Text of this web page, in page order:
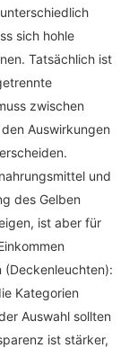
sich hohle
Tatsächlich ist
zwischen
Auswirkungen
und
des Gelben
ist aber für
(Deckenleuchten):
Kategorien
Auswahl sollten
ist stärker,